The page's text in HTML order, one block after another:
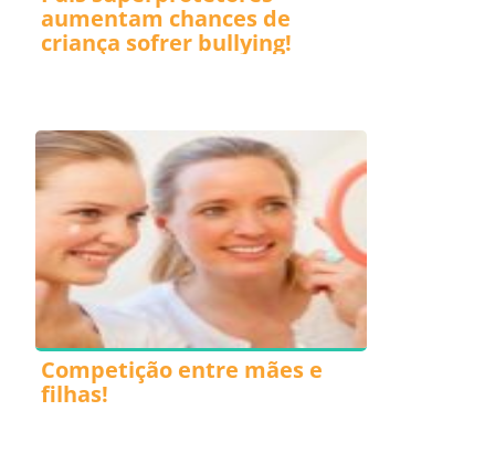
aumentam chances de
criança sofrer bullying!
Competição entre mães e
filhas!